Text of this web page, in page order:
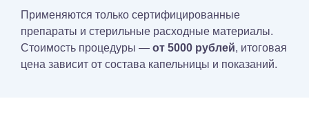
Применяются только сертифицированные
препараты и стерильные расходные материалы.
Стоимость процедуры — от 5000 рублей, итоговая
цена зависит от состава капельницы и показаний.